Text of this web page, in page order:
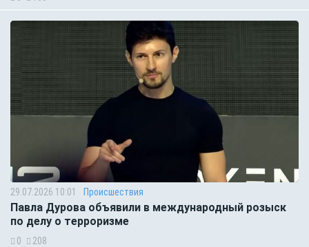
29.07.2026 10:01 Происшествия
Павла Дурова объявили в международный розыск
по делу о терроризме
0 208